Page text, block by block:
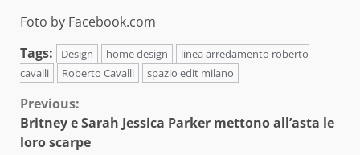
Foto by Facebook.com
Tags:
Design home design
linea arredamento roberto
cavalli
Roberto Cavalli spazio edit milano
Continue
Reading
Previous:
Britney e Sarah Jessica Parker mettono all’asta le
loro scarpe